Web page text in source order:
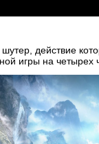
действие
игры на четырех